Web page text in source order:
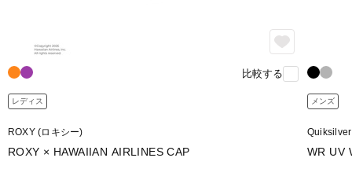
比較する
レディス
ROXY (ロキシー)
ROXY × HAWAIIAN AIRLINES CAP
メンズ
WR UV